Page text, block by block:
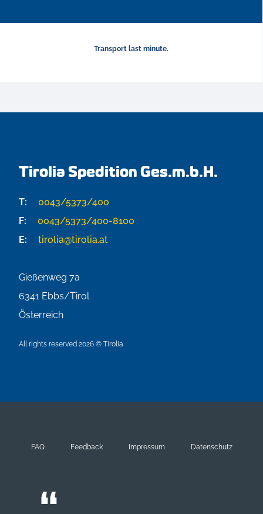
Transport last minute.
Tirolia Spedition Ges.m.b.H.
T:
0043/5373/400
F:
0043/5373/400-8100
E:
tirolia@tirolia.at
Gießenweg 7a
6341 Ebbs/Tirol
Österreich
All rights reserved 2026 © Tirolia
FAQ Feedback Impressum Datenschutz